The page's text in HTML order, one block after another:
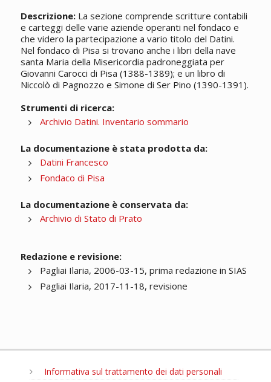
Descrizione:La sezione comprende scritture contabili
e carteggi delle varie aziende operanti nel fondaco e
che videro la partecipazione a vario titolo del Datini.
Nel fondaco di Pisa si trovano anche i libri della nave
santa Maria della Misericordia padroneggiata per
Giovanni Carocci di Pisa (1388-1389); e un libro di
Niccolò di Pagnozzo e Simone di Ser Pino (1390-1391).
Strumenti di ricerca:
Archivio Datini. Inventario sommario
La documentazione è stata prodotta da:
Datini Francesco
Fondaco di Pisa
La documentazione è conservata da:
Archivio di Stato di Prato
Redazione e revisione:
Pagliai Ilaria, 2006-03-15, prima redazione in SIAS
Pagliai Ilaria, 2017-11-18, revisione
Informativa sul trattamento dei dati personali